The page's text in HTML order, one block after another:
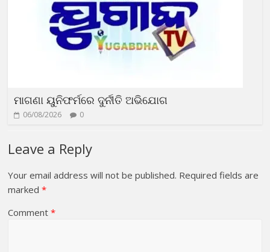
ମାଗଣା ୟୁନିଫର୍ମରେ ଦୁର୍ନୀତି ଅଭିଯୋଗ
06/08/2026 0
Leave a Reply
Your email address will not be published. Required fields are
marked*
Comment*